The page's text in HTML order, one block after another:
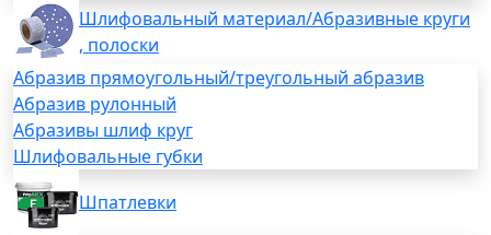
Шлифовальный материал/Абразивные круги
, полоски
Абразив прямоугольный/треугольный абразив
Абразив рулонный
Абразивы шлиф круг
Шлифовальные губки
Шпатлевки